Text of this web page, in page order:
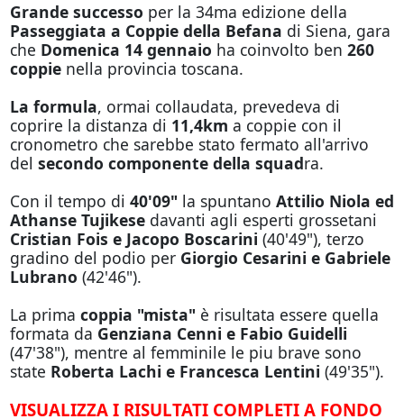
Grande successo per la 34ma edizione della
Passeggiata a Coppie della Befana di Siena, gara
che Domenica 14 gennaio ha coinvolto ben 260
coppienella provincia toscana.
La formula, ormai collaudata, prevedeva di
coprire la distanza di 11,4km a coppie con il
cronometro che sarebbe stato fermato all'arrivo
del secondo componente della squadra.
Con il tempo di 40'09" la spuntano Attilio Niola ed
Athanse Tujikesedavanti agli esperti grossetani
Cristian Fois e Jacopo Boscarini (40'49"), terzo
gradino del podio per Giorgio Cesarini e Gabriele
Lubrano (42'46").
La prima coppia "mista" è risultata essere quella
formata da Genziana Cenni e Fabio Guidelli
(47'38"), mentre al femminile le piu brave sono
state Roberta Lachi e Francesca Lentini (49'35").
VISUALIZZA I RISULTATI COMPLETI A FONDO